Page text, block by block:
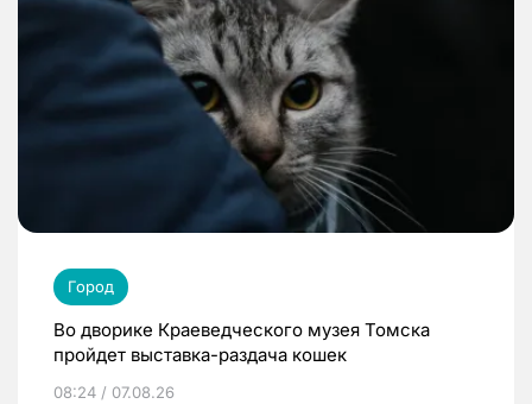
Город
Во дворике Краеведческого музея Томска
пройдет выставка-раздача кошек
08:24 / 07.08.26